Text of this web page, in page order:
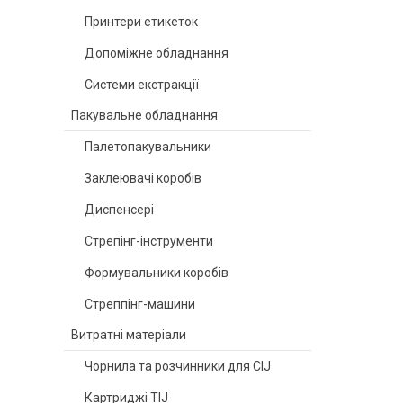
Принтери етикеток
Допоміжне обладнання
Системи екстракції
Пакувальне обладнання
Палетопакувальники
Заклеювачі коробів
Диспенсері
Стрепінг-інструменти
Формувальники коробів
Стреппінг-машини
Витратні матеріали
Чорнила та розчинники для CIJ
Картриджі TIJ